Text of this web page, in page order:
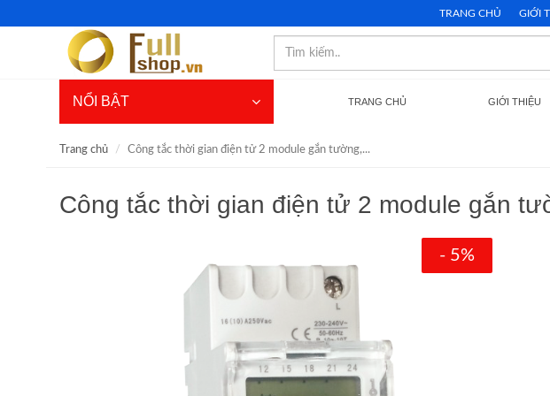
TRANG CHỦ GIỚI
NỔI BẬT TRANG CHỦ GIỚI THIỆU
Trang chủ Công tắc thời gian điện tử 2 module gắn tường,...
Công tắc thời gian điện tử 2 module gắn
- 5%